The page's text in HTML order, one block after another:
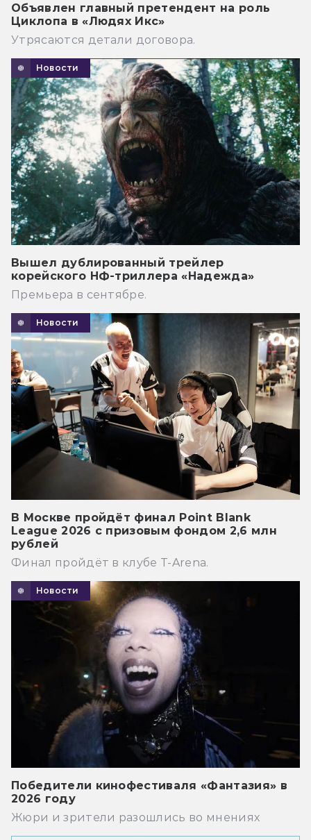
Объявлен главный претендент на роль
Циклопа в «Людях Икс»
Утрясаются детали договора.
Новости
Вышел дублированный трейлер
корейского НФ-триллера «Надежда»
Премьера в сентябре.
Новости
В Москве пройдёт финал Point Blank
League 2026 с призовым фондом 2,6 млн
рублей
Финал пройдёт в клубе T-Arena.
Новости
Победители кинофестиваля «Фантазия» в
2026 году
Жюри и зрители разошлись во мнениях